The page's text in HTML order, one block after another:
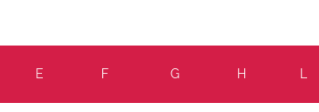
E F G H L